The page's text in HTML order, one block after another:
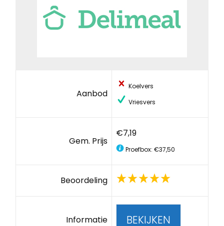
Aanbod
Koelvers
Vriesvers
Gem. Prijs
€7,19
Proefbox: €37,50
Beoordeling
Informatie BEKIJKEN